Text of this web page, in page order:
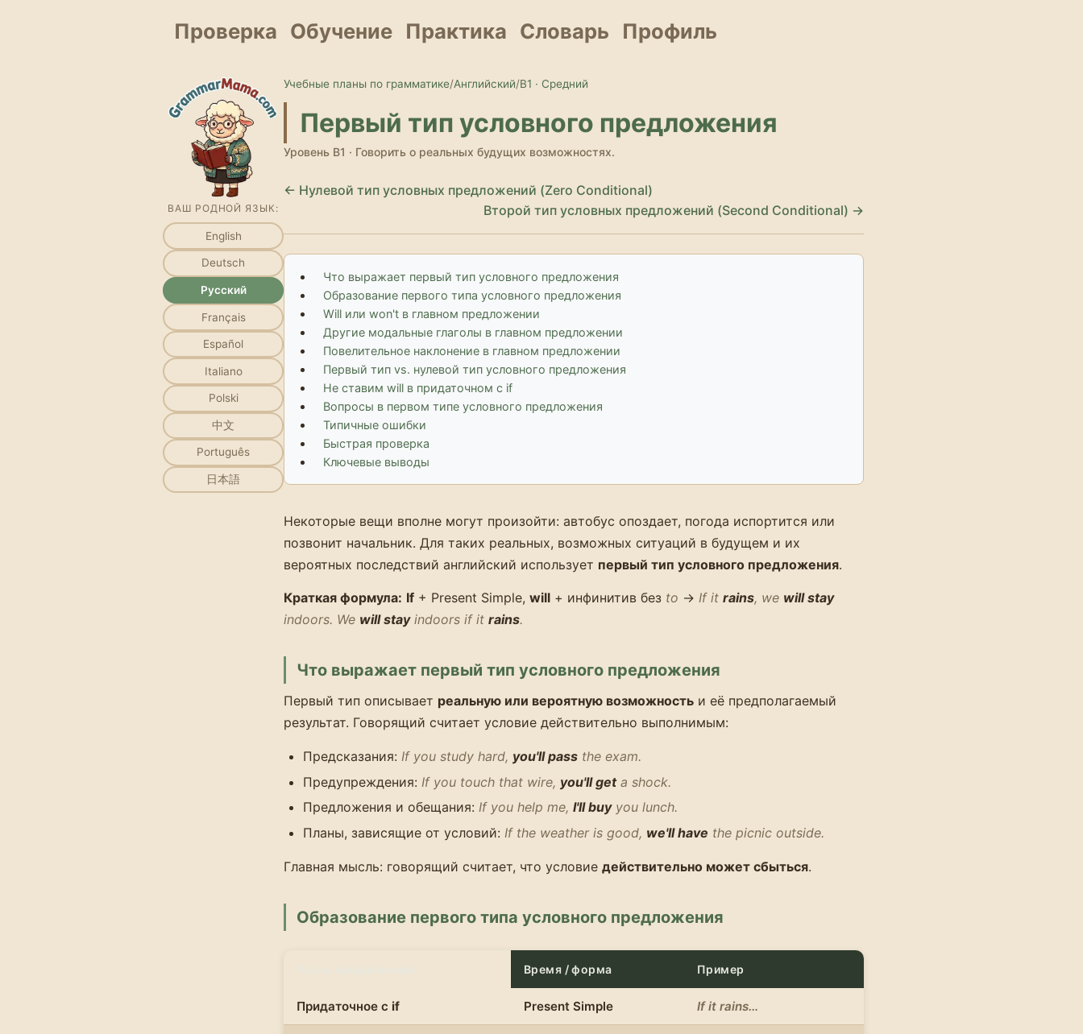
Проверка Обучение Практика Словарь Профиль
ВАШ РОДНОЙ ЯЗЫК:
English
Deutsch
Русский
Français
Español
Italiano
Polski
中文
Português
日本語
Учебные планы по грамматике/Английский/B1 · Средний
Первый тип условного предложения
Уровень B1 · Говорить о реальных будущих возможностях.
← Нулевой тип условных предложений (Zero Conditional)
Второй тип условных предложений (Second Conditional) →
Что выражает первый тип условного предложения
Образование первого типа условного предложения
Will или won't в главном предложении
Другие модальные глаголы в главном предложении
Повелительное наклонение в главном предложении
Первый тип vs. нулевой тип условного предложения
Не ставим will в придаточном с if
Вопросы в первом типе условного предложения
Типичные ошибки
Быстрая проверка
Ключевые выводы
Некоторые вещи вполне могут произойти: автобус опоздает, погода испортится или
позвонит начальник. Для таких реальных, возможных ситуаций в будущем и их
вероятных последствий английский использует первый тип условного предложения.
Краткая формула: If + Present Simple, will + инфинитив без to → If it rains, we will stay
indoors. We will stayindoors if it rains.
Что выражает первый тип условного предложения
Первый тип описывает реальную или вероятную возможность и её предполагаемый
результат. Говорящий считает условие действительно выполнимым:
Предсказания: If you study hard, you'll pass the exam.
Предупреждения: If you touch that wire, you'll geta shock.
Предложения и обещания: If you help me, I'll buyyou lunch.
Планы, зависящие от условий: If the weather is good, we'll have the picnic outside.
Главная мысль: говорящий считает, что условие действительно может сбыться.
Образование первого типа условного предложения
Время / форма Пример
Придаточное с if Present Simple If it rains…